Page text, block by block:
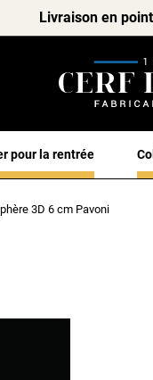
Livraison en
pour la rentrée
3D 6 cm Pavoni